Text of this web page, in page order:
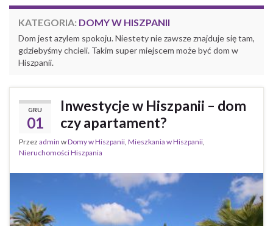
KATEGORIA: DOMY W HISZPANII
Dom jest azylem spokoju. Niestety nie zawsze znajduje się tam,
gdziebyśmy chcieli. Takim super miejscem może być dom w
Hiszpanii.
GRU
01
Inwestycje w Hiszpanii – dom
czy apartament?
Przez admin wDomy w Hiszpanii, Mieszkania w Hiszpanii,
Nieruchomości Hiszpania